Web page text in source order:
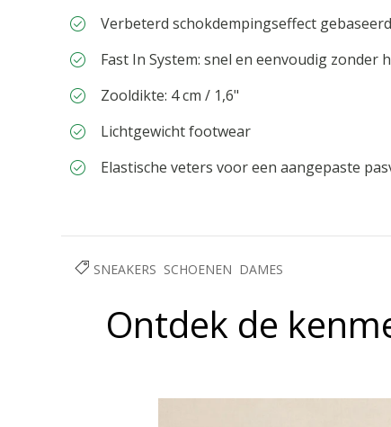
Verbeterd schokdempingseffect
Fast In System: snel en eenvoudig zonder
Zooldikte: 4 cm / 1,6"
Lichtgewicht footwear
Elastische veters voor een aangepaste
SNEAKERS SCHOENEN DAMES
Ontdek de